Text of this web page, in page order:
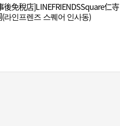
後免稅店]LINEFRIENDSSquare仁寺
라인프렌즈 스퀘어 인사동)